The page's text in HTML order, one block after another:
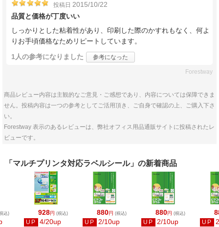
投稿日 2015/10/22
品質と価格が丁度いい
しっかりとした粘着性があり、印刷した際のかすれもなく、何よ
りお手頃価格なためリピートしています。
1人の参考になりました 参考になった
Forestway
商品レビュー内容は主観的なご意見・ご感想であり、内容については保障できま
せん。投稿内容は一つの参考としてご活用頂き、ご自身で確認の上、ご購入下さ
い。
Forestway 表示のあるレビューは、弊社オフィス用品通販サイトに投稿されたレ
ビューです。
「マルチプリンタ対応ラベルシール」の新着商品
928円 (税込)
UP 4/20up
880円 (税込)
UP 2/10up
880円 (税込)
UP 2/10up UP
込)